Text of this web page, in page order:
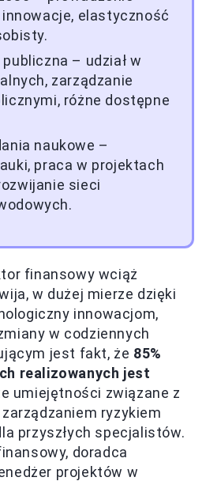
innowacje, elastyczność
– udział w
zarządzanie
różne dostępne
naukowe –
praca w projektach
sieci
finansowy wciąż
w dużej mierze dzięki
innowacjom,
w codziennych
jest fakt, że 85%
realizowanych jest
umiejętności związane z
ryzykiem
przyszłych specjalistów.
doradca
projektów w